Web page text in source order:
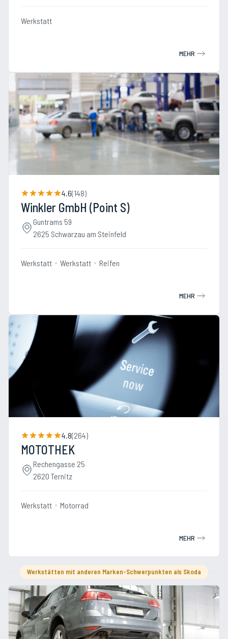
Werkstatt
MEHR
4.6(148)
Winkler GmbH (Point S)
Guntrams 59
2625 Schwarzau am Steinfeld
Werkstatt Werkstatt Reifen
MEHR
4.8(264)
MOTOTHEK
Rechengasse 25
2620 Ternitz
Werkstatt Motorrad
MEHR
Werkstätten mit anderen Marken-Schwerpunkten als Skoda